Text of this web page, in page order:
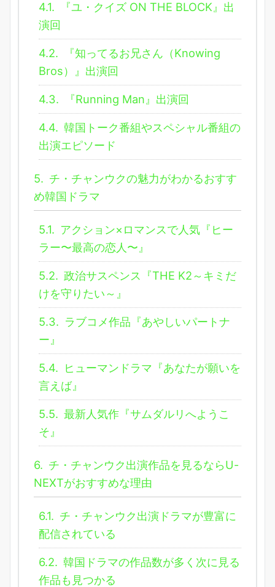
4.1.
『ユ・クイズ ON THE BLOCK』出
演回
4.2.
『知ってるお兄さん（Knowing
Bros）』出演回
4.3. 『Running Man』出演回
4.4. 韓国トーク番組やスペシャル番組の
出演エピソード
5. チ・チャンウクの魅力がわかるおすす
め韓国ドラマ
5.1. アクション×ロマンスで人気『ヒー
ラー〜最高の恋人〜』
5.2. 政治サスペンス『THE K2～キミだ
けを守りたい～』
5.3. ラブコメ作品『あやしいパートナ
ー』
5.4. ヒューマンドラマ『あなたが願いを
言えば』
5.5. 最新人気作『サムダルリへようこ
そ』
6. チ・チャンウク出演作品を見るならU-
NEXTがおすすめな理由
6.1. チ・チャンウク出演ドラマが豊富に
配信されている
6.2. 韓国ドラマの作品数が多く次に見る
作品も見つかる